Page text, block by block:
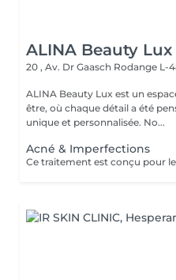
ALINA Beauty Lux
20 , Av. Dr Gaasch Rodange L-
ALINA Beauty Lux est un
être, où chaque détail a été
unique et personnalisée. No...
Acné & Imperfections